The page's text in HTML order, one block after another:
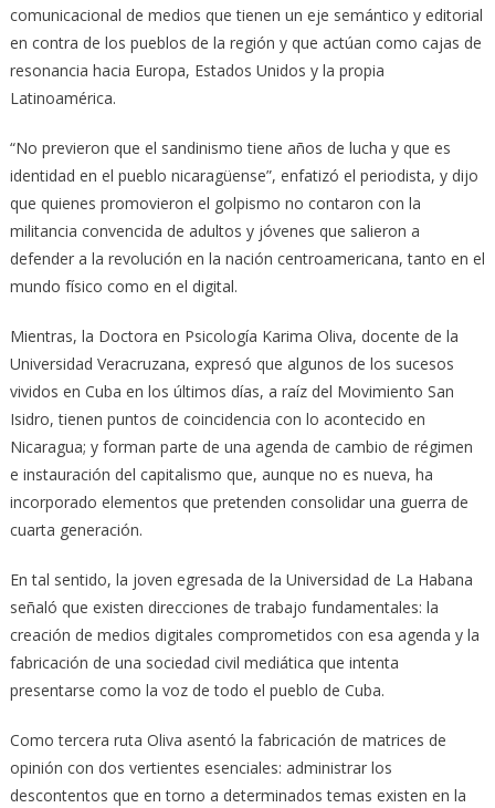
comunicacional de medios que tienen un eje semántico y editorial
en contra de los pueblos de la región y que actúan como cajas de
resonancia hacia Europa, Estados Unidos y la propia
Latinoamérica.
“No previeron que el sandinismo tiene años de lucha y que es
identidad en el pueblo nicaragüense”, enfatizó el periodista, y dijo
que quienes promovieron el golpismo no contaron con la
militancia convencida de adultos y jóvenes que salieron a
defender a la revolución en la nación centroamericana, tanto en el
mundo físico como en el digital.
Mientras, la Doctora en Psicología Karima Oliva, docente de la
Universidad Veracruzana, expresó que algunos de los sucesos
vividos en Cuba en los últimos días, a raíz del Movimiento San
Isidro, tienen puntos de coincidencia con lo acontecido en
Nicaragua; y forman parte de una agenda de cambio de régimen
e instauración del capitalismo que, aunque no es nueva, ha
incorporado elementos que pretenden consolidar una guerra de
cuarta generación.
En tal sentido, la joven egresada de la Universidad de La Habana
señaló que existen direcciones de trabajo fundamentales: la
creación de medios digitales comprometidos con esa agenda y la
fabricación de una sociedad civil mediática que intenta
presentarse como la voz de todo el pueblo de Cuba.
Como tercera ruta Oliva asentó la fabricación de matrices de
opinión con dos vertientes esenciales: administrar los
descontentos que en torno a determinados temas existen en la